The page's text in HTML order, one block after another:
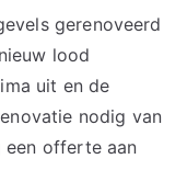
gerenoveerd
lood
uit en de
nodig van
een offerte aan